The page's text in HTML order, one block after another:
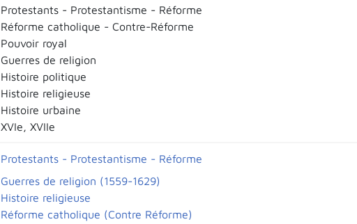
Protestants - Protestantisme - Réforme
Réforme catholique - Contre-Réforme
Pouvoir royal
Guerres de religion
Histoire politique
Histoire religieuse
Histoire urbaine
XVIe, XVIIe
Protestants - Protestantisme - Réforme
Guerres de religion (1559-1629)
Histoire religieuse
Réforme catholique (Contre Réforme)